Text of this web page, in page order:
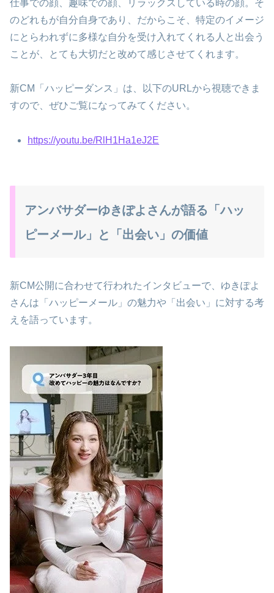
仕事での顔、趣味での顔、リラックスしている時の顔。そ
のどれもが自分自身であり、だからこそ、特定のイメージ
にとらわれずに多様な自分を受け入れてくれる人と出会う
ことが、とても大切だと改めて感じさせてくれます。
新CM「ハッピーダンス」は、以下のURLから視聴できま
すので、ぜひご覧になってみてください。
https://youtu.be/RlH1Ha1eJ2E
アンバサダーゆきぽよさんが語る「ハッ
ピーメール」と「出会い」の価値
新CM公開に合わせて行われたインタビューで、ゆきぽよ
さんは「ハッピーメール」の魅力や「出会い」に対する考
えを語っています。